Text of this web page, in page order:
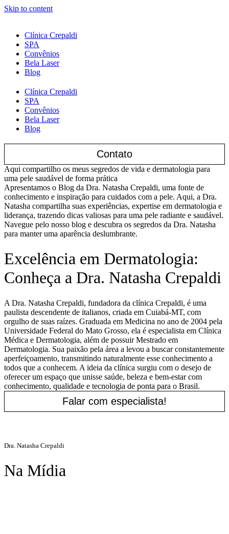
Skip to content
Clínica Crepaldi
SPA
Convênios
Bela Laser
Blog
Clínica Crepaldi
SPA
Convênios
Bela Laser
Blog
Contato
Aqui compartilho os meus segredos de vida e dermatologia para
uma pele saudável de forma prática
Apresentamos o Blog da Dra. Natasha Crepaldi, uma fonte de
conhecimento e inspiração para cuidados com a pele. Aqui, a Dra.
Natasha compartilha suas experiências, expertise em dermatologia e
liderança, trazendo dicas valiosas para uma pele radiante e saudável.
Navegue pelo nosso blog e descubra os segredos da Dra. Natasha
para manter uma aparência deslumbrante.
Excelência em Dermatologia:
Conheça a Dra. Natasha Crepaldi
A Dra. Natasha Crepaldi, fundadora da clínica Crepaldi, é uma
paulista descendente de italianos, criada em Cuiabá-MT, com
orgulho de suas raízes. Graduada em Medicina no ano de 2004 pela
Universidade Federal do Mato Grosso, ela é especialista em Clínica
Médica e Dermatologia, além de possuir Mestrado em
Dermatologia. Sua paixão pela área a levou a buscar constantemente
aperfeiçoamento, transmitindo naturalmente esse conhecimento a
todos que a conhecem. A ideia da clínica surgiu com o desejo de
oferecer um espaço que unisse saúde, beleza e bem-estar com
conhecimento, qualidade e tecnologia de ponta para o Brasil.
Falar com especialista!
Dra. Natasha Crepaldi
Na Mídia